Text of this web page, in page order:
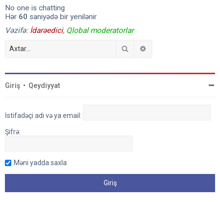
No one is chatting
Hər 60 saniyədə bir yenilənir
Vəzifə: İdarəedici, Qlobal moderatorlar
Axtar
Giriş • Qeydiyyat
İstifadəçi adı və ya email:
Şifrə:
Məni yadda saxla